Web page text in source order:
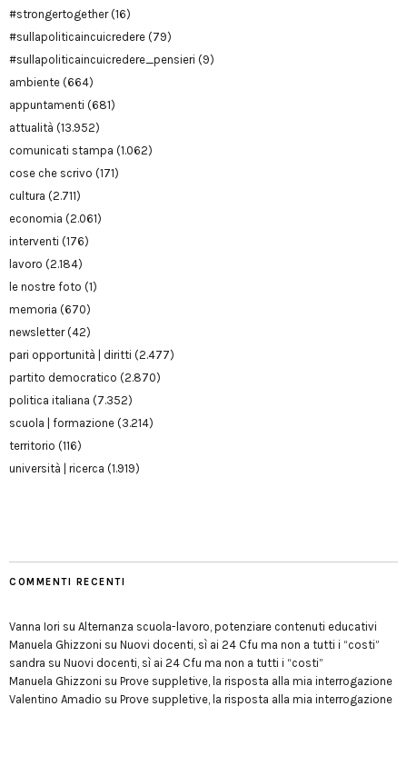
#strongertogether(16)
#sullapoliticaincuicredere (79)
#sullapoliticaincuicredere_pensieri (9)
ambiente (664)
appuntamenti (681)
attualità (13.952)
comunicati stampa (1.062)
cose che scrivo (171)
cultura (2.711)
economia (2.061)
interventi (176)
lavoro (2.184)
le nostre foto (1)
memoria (670)
newsletter(42)
pari opportunità | diritti (2.477)
partito democratico (2.870)
politica italiana (7.352)
scuola | formazione (3.214)
territorio (116)
università | ricerca (1.919)
COMMENTI RECENTI
Vanna Iori su Alternanza scuola-lavoro, potenziare contenuti educativi
Manuela Ghizzoni su Nuovi docenti, sì ai 24 Cfu ma non a tutti i “costi”
sandra su Nuovi docenti, sì ai 24 Cfu ma non a tutti i “costi”
Manuela Ghizzoni su Prove suppletive, la risposta alla mia interrogazione
Valentino Amadio su Prove suppletive, la risposta alla mia interrogazione